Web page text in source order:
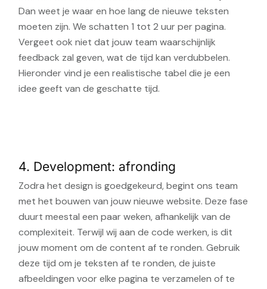
Dan weet je waar en hoe lang de nieuwe teksten
moeten zijn. We schatten 1 tot 2 uur per pagina.
Vergeet ook niet dat jouw team waarschijnlijk
feedback zal geven, wat de tijd kan verdubbelen.
Hieronder vind je een realistische tabel die je een
idee geeft van de geschatte tijd.
4. Development: afronding
Zodra het design is goedgekeurd, begint ons team
met het bouwen van jouw nieuwe website. Deze fase
duurt meestal een paar weken, afhankelijk van de
complexiteit. Terwijl wij aan de code werken, is dit
jouw moment om de content af te ronden. Gebruik
deze tijd om je teksten af te ronden, de juiste
afbeeldingen voor elke pagina te verzamelen of te